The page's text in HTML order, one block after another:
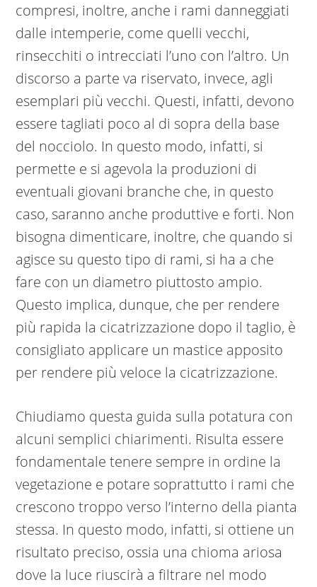
compresi, inoltre, anche i rami danneggiati
dalle intemperie, come quelli vecchi,
rinsecchiti o intrecciati l’uno con l’altro. Un
discorso a parte va riservato, invece, agli
esemplari più vecchi. Questi, infatti, devono
essere tagliati poco al di sopra della base
del nocciolo. In questo modo, infatti, si
permette e si agevola la produzioni di
eventuali giovani branche che, in questo
caso, saranno anche produttive e forti. Non
bisogna dimenticare, inoltre, che quando si
agisce su questo tipo di rami, si ha a che
fare con un diametro piuttosto ampio.
Questo implica, dunque, che per rendere
più rapida la cicatrizzazione dopo il taglio, è
consigliato applicare un mastice apposito
per rendere più veloce la cicatrizzazione.
Chiudiamo questa guida sulla potatura con
alcuni semplici chiarimenti. Risulta essere
fondamentale tenere sempre in ordine la
vegetazione e potare soprattutto i rami che
crescono troppo verso l’interno della pianta
stessa. In questo modo, infatti, si ottiene un
risultato preciso, ossia una chioma ariosa
dove la luce riuscirà a filtrare nel modo